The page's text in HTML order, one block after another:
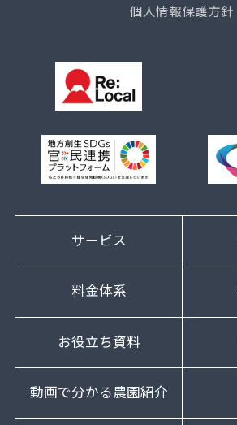
個人情報保護方針
サービス
料金体系
お役立ち資料
動画で分かる農園紹介